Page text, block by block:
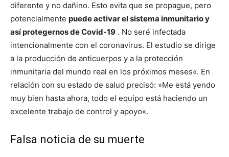
diferente y no dañino. Esto evita que se propague, pero
potencialmente puede activar el sistema inmunitario y
así protegernos de Covid-19 . No seré infectada
intencionalmente con el coronavirus. El estudio se dirige
a la producción de anticuerpos y a la protección
inmunitaria del mundo real en los próximos meses«. En
relación con su estado de salud precisó: »Me está yendo
muy bien hasta ahora, todo el equipo está haciendo un
excelente trabajo de control y apoyo«.
Falsa noticia de su muerte